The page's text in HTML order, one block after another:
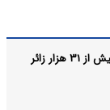
عملیات پروازی اربعین ۱۴۰۵ «هما» با جابه‌جایی بیش از ۳۱ هزار زائر